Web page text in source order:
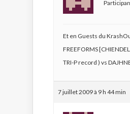
Et en Guests du
FREEFORMS
TRI-P record ) vs
7 juillet 2009 à 9 h 44 min